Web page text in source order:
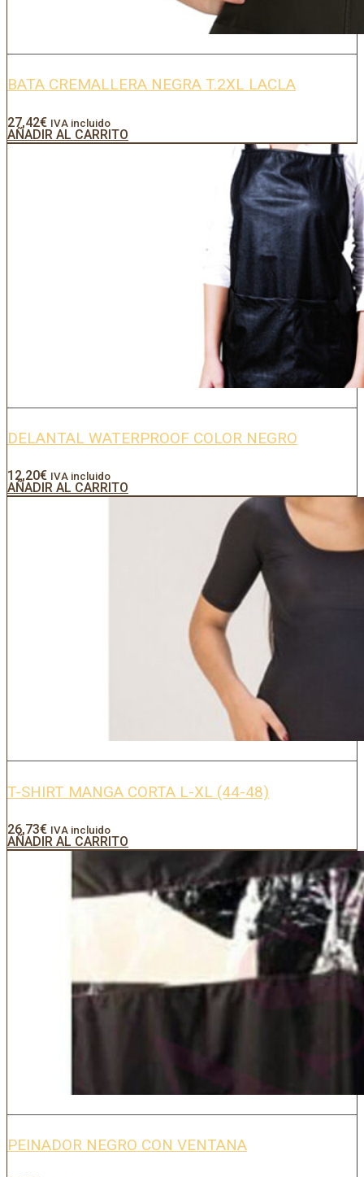
BATA CREMALLERA NEGRA T.2XL LACLA
27,42€ IVA incluido
AÑADIR AL CARRITO
DELANTAL WATERPROOF COLOR NEGRO
12,20€ IVA incluido
AÑADIR AL CARRITO
T-SHIRT MANGA CORTA L-XL (44-48)
26,73€ IVA incluido
AÑADIR AL CARRITO
PEINADOR NEGRO CON VENTANA